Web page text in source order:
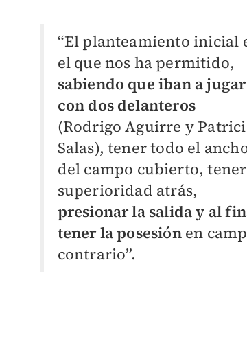
“El planteamiento inicial
el que nos ha permitido,
sabiendo que iban a jugar
con dos delanteros
(Rodrigo Aguirre y
Salas), tener todo el
del campo cubierto, tener
superioridad atrás,
presionar la salida y al
tener la posesión en
contrario”.